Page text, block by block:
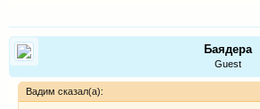
Баядера
Guest
Вадим сказал(а):